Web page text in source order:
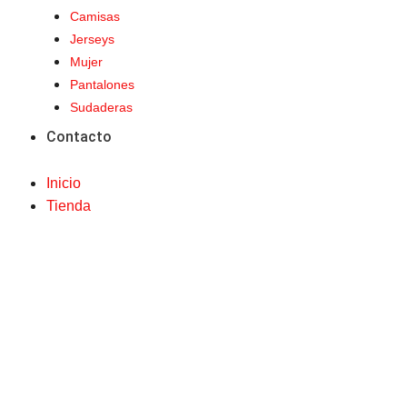
Camisas
Jerseys
Mujer
Pantalones
Sudaderas
Contacto
Inicio
Tienda